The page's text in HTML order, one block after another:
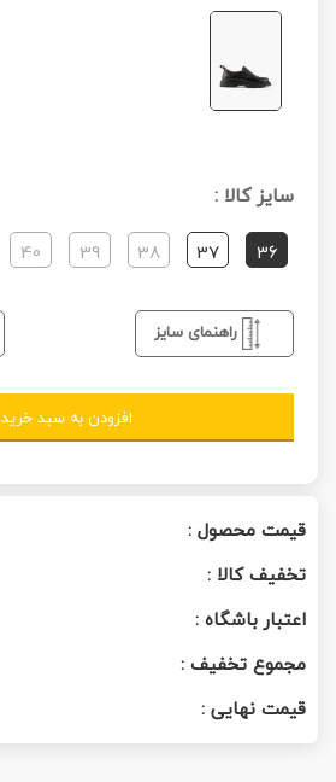
سایز کالا :
36
37
38
39
40
راهنمای سایز
افزودن به سبد خرید
قیمت محصول :
تخفیف کالا :
اعتبار باشگاه :
مجموع تخفیف :
قیمت نهایی :